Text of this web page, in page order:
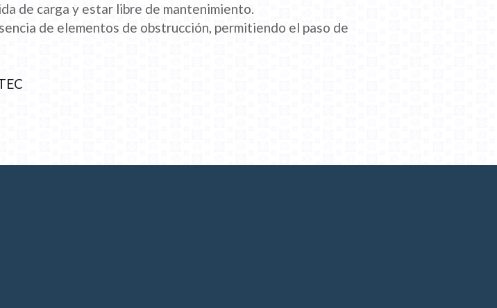
de carga y estar libre de mantenimiento.
de elementos de obstrucción, permitiendo el paso de